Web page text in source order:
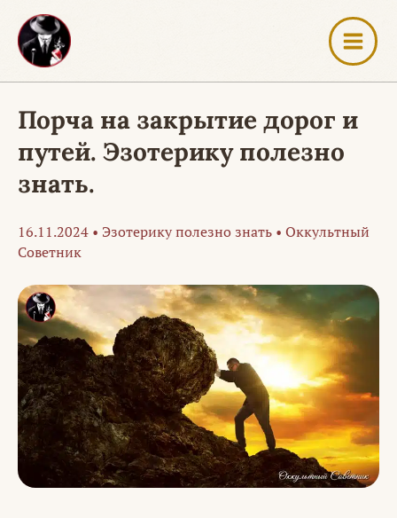
Перейти
содержимому
Порча на закрытие дорог и
путей. Эзотерику полезно
знать.
16.11.2024 • Эзотерику полезно знать • Оккультный
Советник